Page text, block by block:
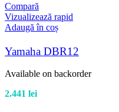
Compară
Vizualizează rapid
Adaugă în coș
Yamaha DBR12
Available on backorder
2.441 lei